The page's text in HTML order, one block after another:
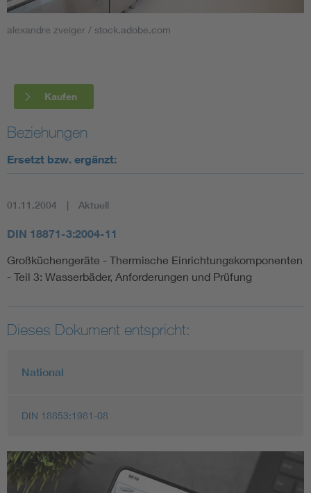
Smart Cities
Blitzschutz: DIN EN 62305 in der Übersicht
Circular Economy für mehr Ressourceneffizienz
Elektrofachkraft (EFK)
alexandre zveiger / stock.adobe.com
Kaufen
Beziehungen
Ersetzt bzw. ergänzt:
01.11.2004 Aktuell
DIN 18871-3:2004-11
Großküchengeräte - Thermische Einrichtungskomponenten
- Teil 3: Wasserbäder, Anforderungen und Prüfung
Dieses Dokument entspricht:
National
DIN 18853:1981-08